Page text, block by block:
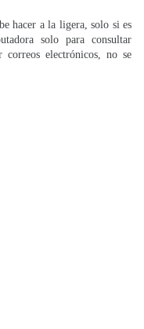
hacer a la ligera, solo si es
solo para consultar
correos electrónicos, no se